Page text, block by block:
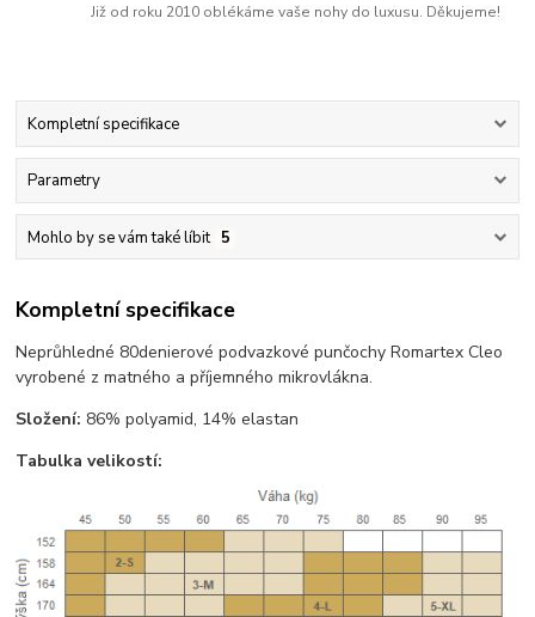
Již od roku 2010 oblékáme vaše nohy do luxusu. Děkujeme!
Kompletní specifikace
Parametry
Mohlo by se vám také líbit 5
Kompletní specifikace
Neprůhledné 80denierové podvazkové punčochy Romartex Cleo
vyrobené z matného a příjemného mikrovlákna.
Složení: 86% polyamid, 14% elastan
Tabulka velikostí: